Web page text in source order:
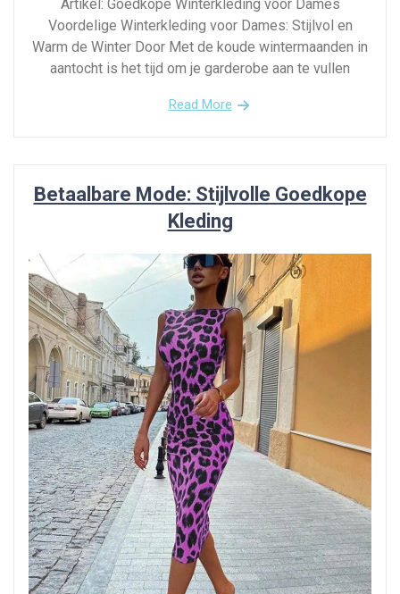
Artikel: Goedkope Winterkleding voor Dames
Voordelige Winterkleding voor Dames: Stijlvol en
Warm de Winter Door Met de koude wintermaanden in
aantocht is het tijd om je garderobe aan te vullen
Read More
Betaalbare Mode: Stijlvolle Goedkope
Kleding